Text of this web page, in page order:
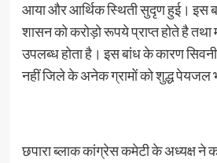
आया और आर्थिक स्थिती सुदृण हुई। इस
शासन को करोड़ो रूपये प्राप्त होते है
उपलब्ध होता है। इस बांध के कारण सिवनी
नहीं जिले के अनेक ग्रामों को शुद्ध पेयजल
छपारा ब्लाक कांग्रेस कमेटी के अध्यक्ष ने